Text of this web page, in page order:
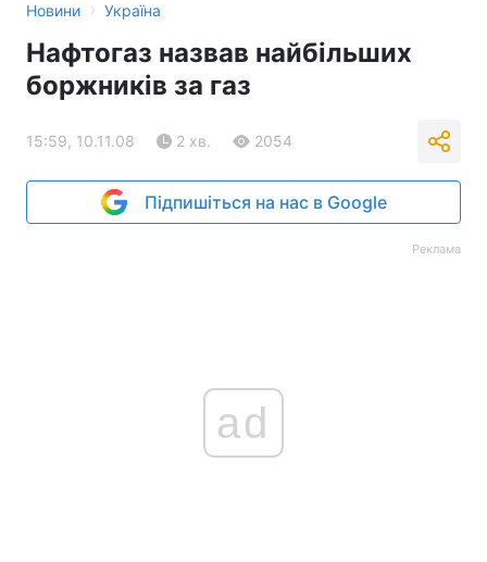
Новини › Україна
Нафтогаз назвав найбільших
боржників за газ
15:59, 10.11.08 2 хв. 2054
Підпишіться на нас в Google
Реклама
ad